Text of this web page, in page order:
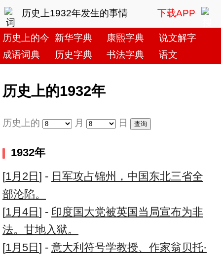
历史上1932年发生的事情 下载APP
历史上的今天新华字典 康熙字典
说文解字
成语词典
历史字典 书法字典 语文
历史上的1932年
历史上的 月 日
1932年
[1月2日 ] - 日军攻占锦州，中国东北三省全
部沦陷。
[1月4日 ] - 印度国大党被英国当局宣布为非
法。甘地入狱。
[1月5日 ] - 意大利符号学教授、作家翁贝托·